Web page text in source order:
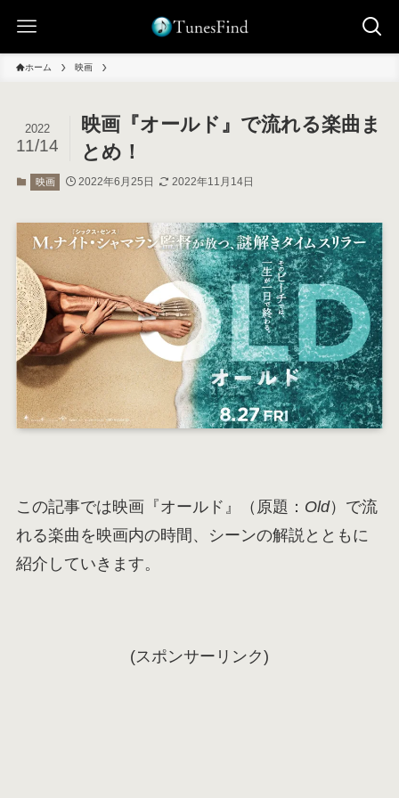
ホーム 映画
映画『オールド』で流れる楽曲ま
とめ！
2022
11/14
映画 2022年6月25日 2022年11月14日
この記事では映画『オールド』（原題： Old）で流
れる楽曲を映画内の時間、シーンの解説とともに
紹介していきます。
(スポンサーリンク)